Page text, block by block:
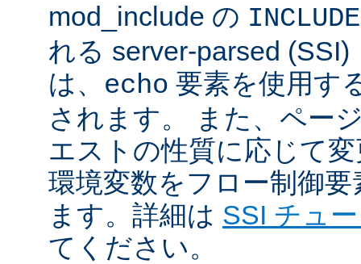
mod_include の
れる server-parsed
は、 echo 要素を使用す
されます。 また、ペー
エストの性質に応じて
環境変数をフロー制御
ます。詳細は SSI チュ
てください。